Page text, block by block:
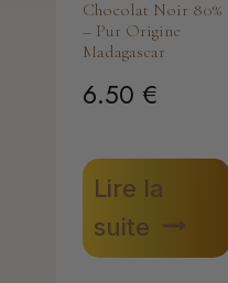
Chocolat Noir 80%
– Pur Origine
Madagascar
6.50 €
Lire la
suite